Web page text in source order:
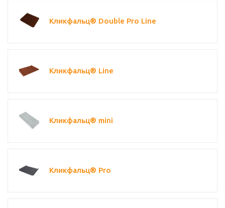
Кликфальц® Double Pro Line
Кликфальц® Line
Кликфальц® mini
Кликфальц® Pro